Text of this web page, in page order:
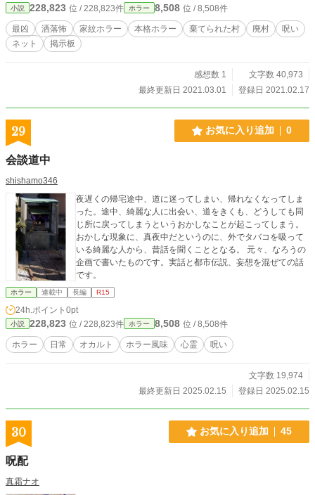
小説 228,823 位 / 228,823件 ホラー 8,508 位 / 8,508件
最凶 洒落怖 家紋ホラー 本格ホラー 棄てられた村 廃村
呪い
ネット
掲示板
感想数 1
文字数 40,973
最終更新日 2021.03.01
登録日 2021.02.17
29 お気に入り追加 0
会談道中
shishamo346
夜遅くの帰宅途中、道に迷ってしまい、帰れなくなってしま
った。途中、綺麗な人に出会い、道をきくも、どうしても同
じ所に戻ってしまうというおかしなことが起こってしまう。
おかしな現象に、真夜中だというのに、外でタバコを吸って
いる綺麗な人から、昔話を聞くこととなる。 元々、なろうの
企画で書いたものです。実話と都市伝説、妄想を混ぜての話
です。
ホラー 連載中 長編 R15
24h.ポイント 0pt
小説 228,823 位 / 228,823件 ホラー 8,508 位 / 8,508件
ホラー 日常 オカルト ホラー風味 心霊 呪い
文字数 19,974
最終更新日 2025.02.15
登録日 2025.02.15
30 お気に入り追加 45
呪配
真霜ナオ